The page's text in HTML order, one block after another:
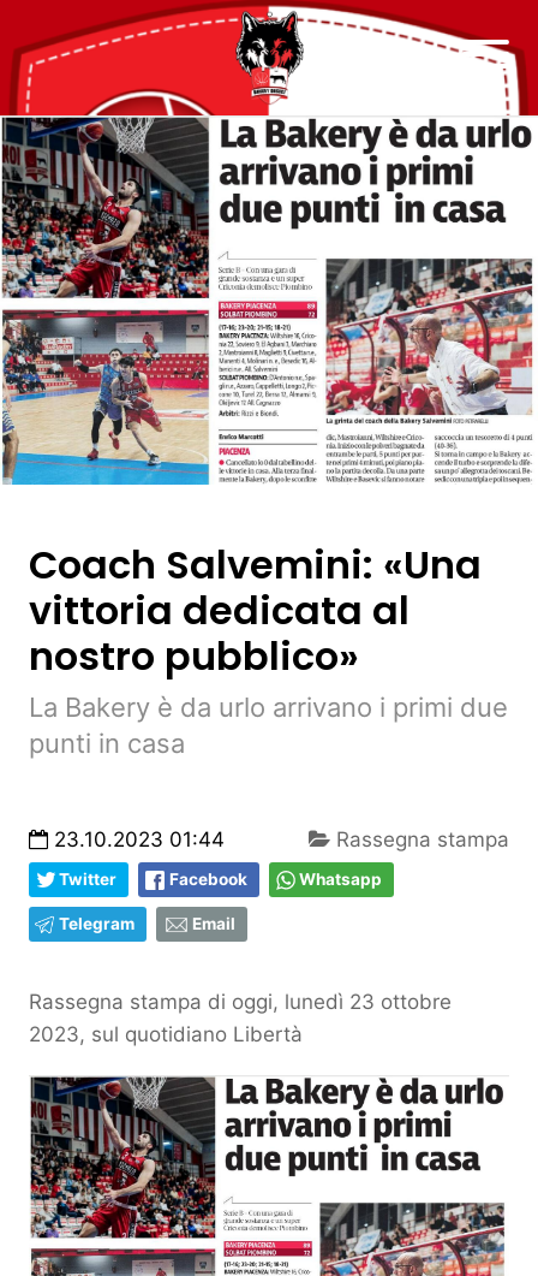
Coach Salvemini: «Una
vittoria dedicata al
nostro pubblico»
La Bakery è da urlo arrivano i primi due
punti in casa
23.10.2023 01:44 Rassegna stampa
Twitter Facebook Whatsapp
Telegram Email
Rassegna stampa di oggi, lunedì 23 ottobre
2023, sul quotidiano Libertà